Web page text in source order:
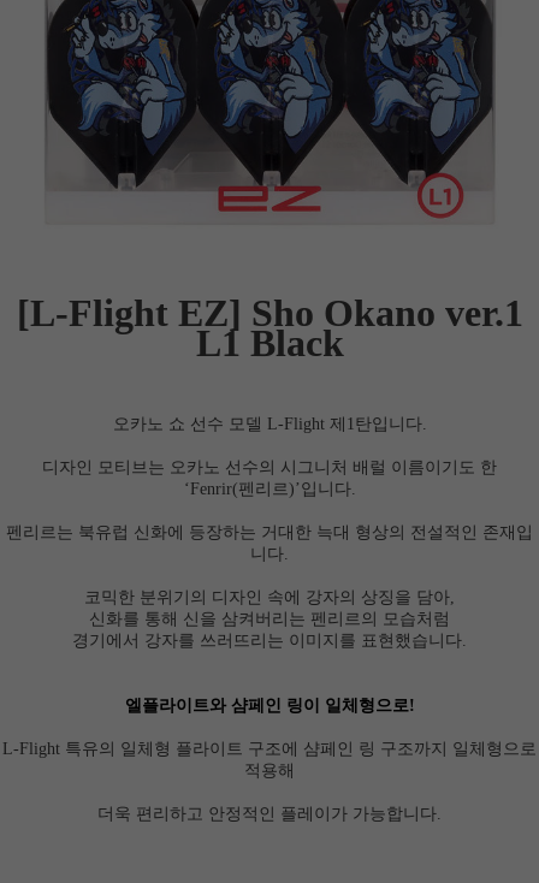
이코 라이프 하
[L-Flight EZ] Sho Okano ver.1
L1 Black
오카노 쇼 선수 모델 L-Flight 제1탄입니다.
디자인 모티브는 오카노 선수의 시그니처 배럴 이름이기도 한
‘Fenrir(펜리르)’입니다.
펜리르는 북유럽 신화에 등장하는 거대한 늑대 형상의 전설적인 존재입
니다.
코믹한 분위기의 디자인 속에 강자의 상징을 담아,
신화를 통해 신을 삼켜버리는 펜리르의 모습처럼
경기에서 강자를 쓰러뜨리는 이미지를 표현했습니다.
엘플라이트와 샴페인 링이 일체형으로!
L-Flight 특유의 일체형 플라이트 구조에 샴페인 링 구조까지 일체형으로
적용해
더욱 편리하고 안정적인 플레이가 가능합니다.